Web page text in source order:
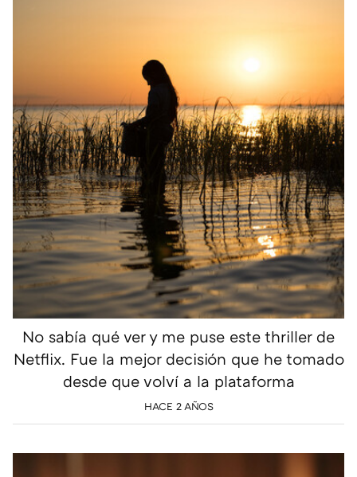
No sabía qué ver y me puse este thriller de
Netflix. Fue la mejor decisión que he tomado
desde que volví a la plataforma
HACE 2 AÑOS